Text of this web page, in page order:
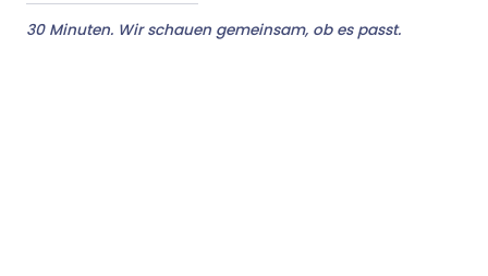
30 Minuten. Wir schauen gemeinsam, ob es passt.